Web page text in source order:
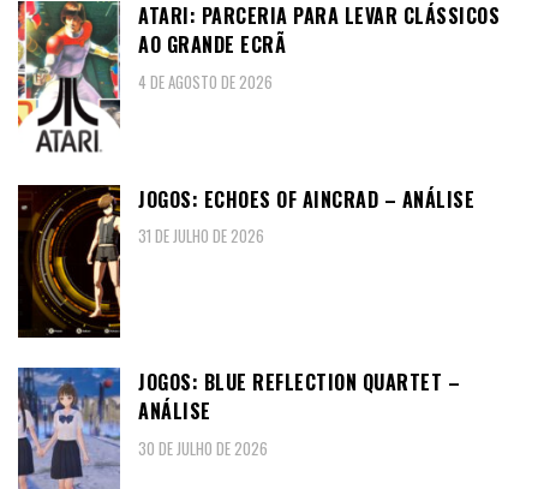
ATARI: PARCERIA PARA LEVAR CLÁSSICOS
AO GRANDE ECRÃ
4 DE AGOSTO DE 2026
JOGOS: ECHOES OF AINCRAD – ANÁLISE
31 DE JULHO DE 2026
JOGOS: BLUE REFLECTION QUARTET –
ANÁLISE
30 DE JULHO DE 2026